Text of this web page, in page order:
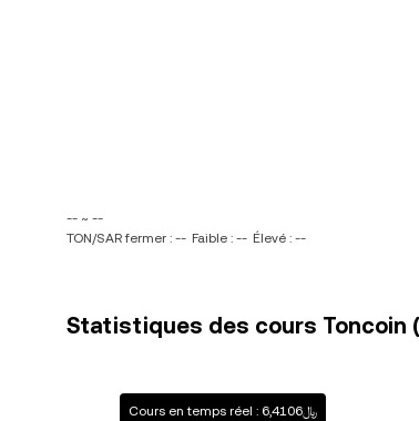
-- ~ --
TON/SAR fermer : -- Faible : -- Élevé : --
Statistiques des cours Toncoin
Cours en temps réel : ﷼6,4106